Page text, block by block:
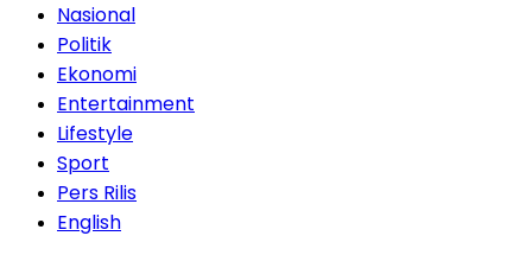
Nasional
Politik
Ekonomi
Entertainment
Lifestyle
Sport
Pers Rilis
English